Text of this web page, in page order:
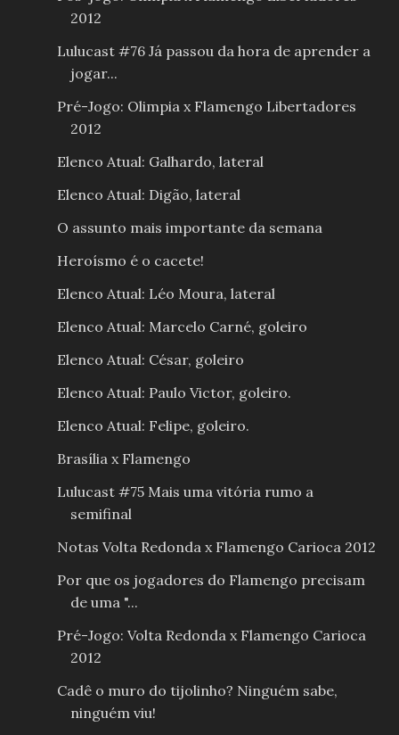
2012
Lulucast #76 Já passou da hora de aprender a
jogar...
Pré-Jogo: Olimpia x Flamengo Libertadores
2012
Elenco Atual: Galhardo, lateral
Elenco Atual: Digão, lateral
O assunto mais importante da semana
Heroísmo é o cacete!
Elenco Atual: Léo Moura, lateral
Elenco Atual: Marcelo Carné, goleiro
Elenco Atual: César, goleiro
Elenco Atual: Paulo Victor, goleiro.
Elenco Atual: Felipe, goleiro.
Brasília x Flamengo
Lulucast #75 Mais uma vitória rumo a
semifinal
Notas Volta Redonda x Flamengo Carioca 2012
Por que os jogadores do Flamengo precisam
de uma "...
Pré-Jogo: Volta Redonda x Flamengo Carioca
2012
Cadê o muro do tijolinho? Ninguém sabe,
ninguém viu!